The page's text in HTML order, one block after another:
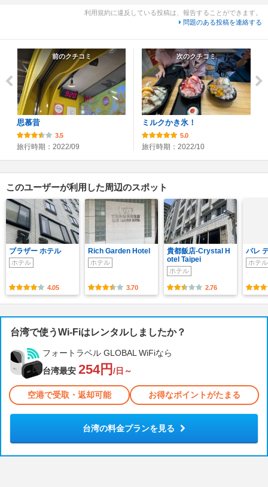
利用規約に違反している投稿は、報告することができます。
問題のある投稿を連絡する
前のクチコミ
思慕昔
3.5
旅行時期：2022/09
次のクチコミ
ミルクかき氷！
5.0
旅行時期：2022/10
このユーザーが利用した周辺のスポット
ブラザー ホテル
ホテル
4.05
Rich Garden Hotel
ホテル
3.70
貴都飯店-Crystal H
otel Taipei
ホテル
2.76
パレ
ホテル
台湾で使うWi-Fiはレンタルしましたか？
フォートラベル GLOBAL WiFiなら
台湾最安 254円 /日～
空港で受取・返却可能 お得なポイントがたまる
台湾の料金プランを見る